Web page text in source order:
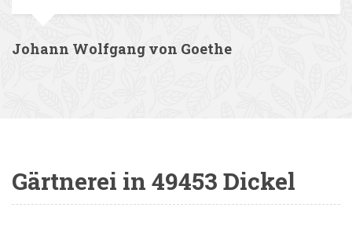
Johann Wolfgang von Goethe
Gärtnerei in 49453 Dickel